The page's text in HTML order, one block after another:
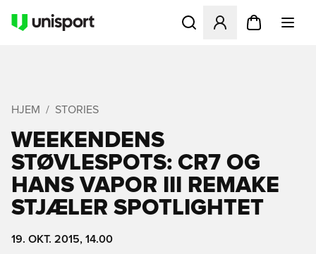
Åbner en Modal til at
HJEM STORIES
WEEKENDENS
STØVLESPOTS: CR7 OG
HANS VAPOR III REMAKE
STJÆLER SPOTLIGHTET
19. OKT. 2015, 14.00